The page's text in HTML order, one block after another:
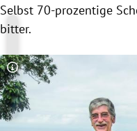
Selbst 70-prozentige
bitter.
Copyright-Hinweis